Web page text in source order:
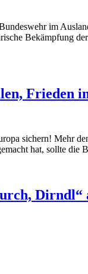
im
Bekämpfung
Frieden
sichern! Mehr
hat, sollte
Dirndl“